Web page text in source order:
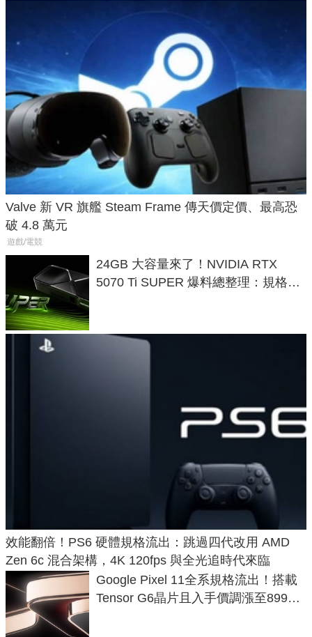
Valve 新 VR 旗艦 Steam Frame 傳天價定價、最高恐
破 4.8 萬元
遊戲/電競
24GB 大容量來了！NVIDIA RTX
5070 Ti SUPER 爆料總整理：規格、
效能翻倍！PS6 硬體規格流出：跳過四代改用 AMD
Zen 6c 混合架構，4K 120fps 與全光追時代來臨
Google Pixel 11全系規格流出！搭載
Tensor G6晶片且入手價調漲至899美